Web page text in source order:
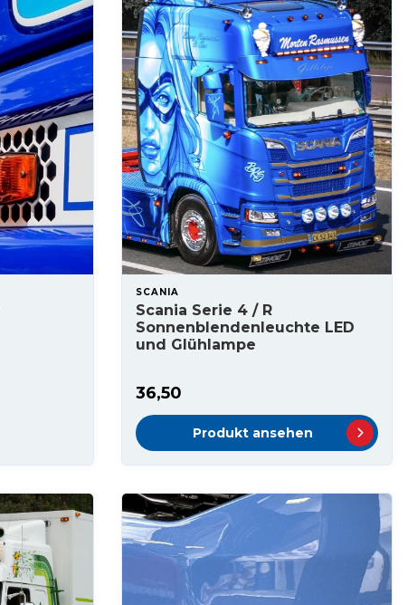
SCANIA
Scania Serie 4 / R
Sonnenblendenleuchte LED
und Glühlampe
36,50
Produkt ansehen